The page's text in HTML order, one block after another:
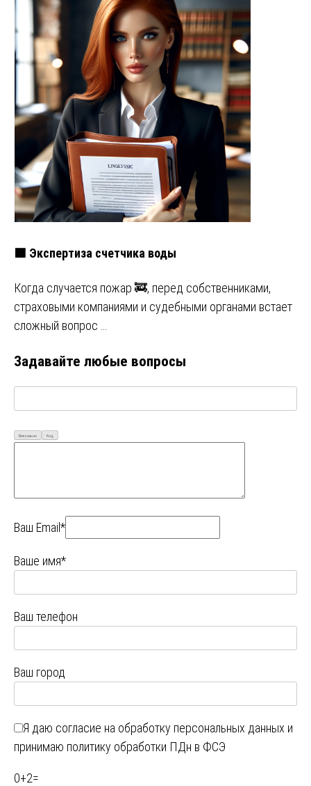
🟩 Экспертиза счетчика воды
Когда случается пожар 🚒, перед собственниками,
страховыми компаниями и судебными органами встает
сложный вопрос …
Задавайте любые вопросы
Визуально Код
Ваш Email*
Ваше имя*
Ваш телефон
Ваш город
Я даю согласие на обработку персональных данных и
принимаю политику обработки ПДн в ФСЭ
0+2=